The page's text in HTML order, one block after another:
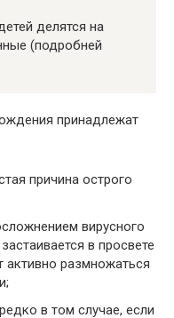
делятся на
(подробней
принадлежат
причина острого
вирусного
в просвете
активно размножаться
в том случае, если